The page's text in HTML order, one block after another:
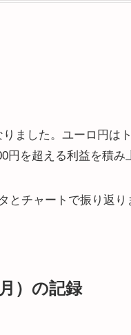
ました。ユーロ円は
を超える利益を積み
とチャートで振り返り
）の記録